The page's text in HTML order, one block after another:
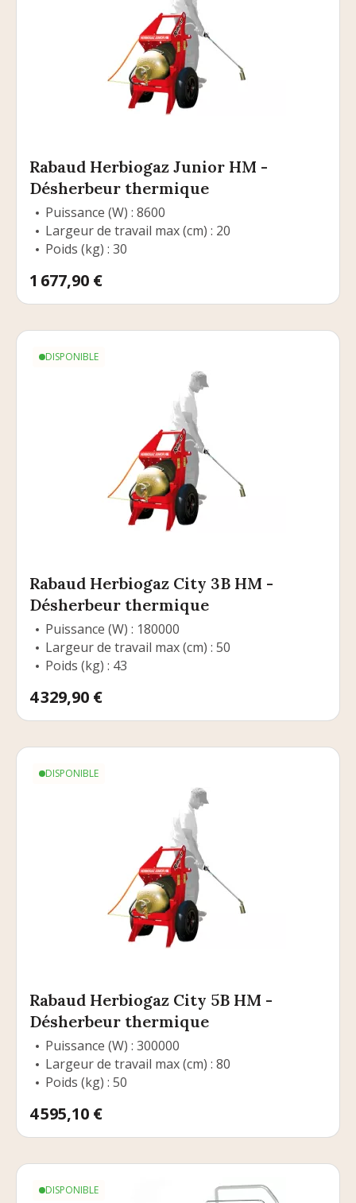
Rabaud Herbiogaz Junior HM -
Désherbeur thermique
Puissance (W) : 8600
Largeur de travail max (cm) : 20
Poids (kg) : 30
Prix
1 677,90 €
DISPONIBLE
Rabaud Herbiogaz City 3B HM -
Désherbeur thermique
Puissance (W) : 180000
Largeur de travail max (cm) : 50
Poids (kg) : 43
Prix
4 329,90 €
DISPONIBLE
Rabaud Herbiogaz City 5B HM -
Désherbeur thermique
Puissance (W) : 300000
Largeur de travail max (cm) : 80
Poids (kg) : 50
Prix
4 595,10 €
DISPONIBLE